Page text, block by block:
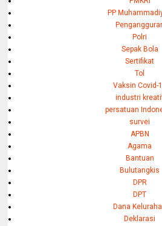
PP
Polri
Sepak Bola
Sertifikat
Tol
Vaksin Covid-
industri
persatuan
survei
APBN
Agama
Bantuan
Bulutangkis
DPR
DPT
Dana
Deklarasi